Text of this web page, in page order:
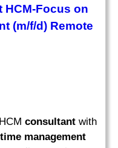
HCM-Focus on
(m/f/d) Remote
consultant with
time management